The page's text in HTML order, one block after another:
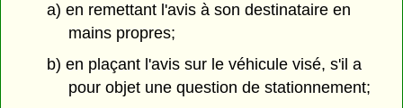
a) en remettant l'avis à son destinataire en
mains propres;
b) en plaçant l'avis sur le véhicule visé, s'il a
pour objet une question de stationnement;